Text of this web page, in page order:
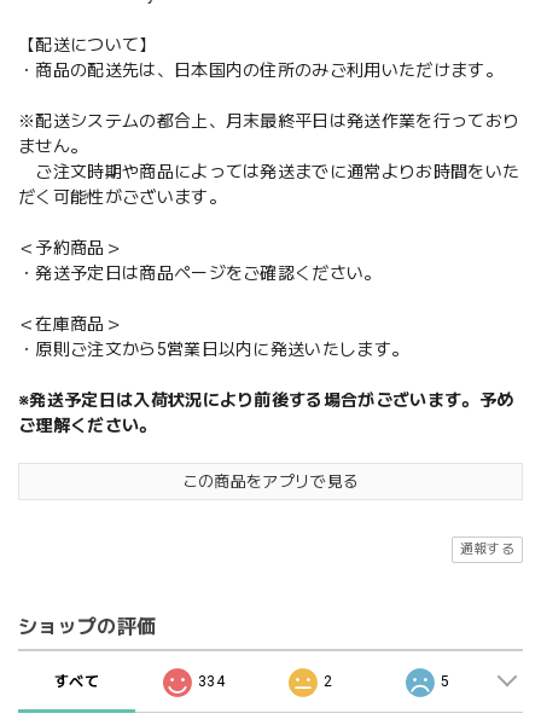
【配送について】
・商品の配送先は、日本国内の住所のみご利用いただけます。
※配送システムの都合上、月末最終平日は発送作業を行っており
ません。
ご注文時期や商品によっては発送までに通常よりお時間をいた
だく可能性がございます。
＜予約商品＞
・発送予定日は商品ページをご確認ください。
＜在庫商品＞
・原則ご注文から5営業日以内に発送いたします。
※発送予定日は入荷状況により前後する場合がございます。予め
ご理解ください。
この商品をアプリで見る
通報する
ショップの評価
すべて 334 2 5